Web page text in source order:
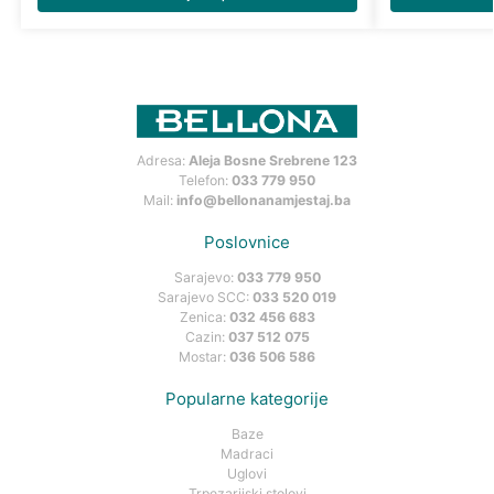
Adresa: Aleja Bosne Srebrene 123
Telefon: 033 779 950
Mail: info@bellonanamjestaj.ba
Poslovnice
Sarajevo: 033 779 950
Sarajevo SCC: 033 520 019
Zenica: 032 456 683
Cazin: 037 512 075
Mostar: 036 506 586
Popularne kategorije
Baze
Madraci
Uglovi